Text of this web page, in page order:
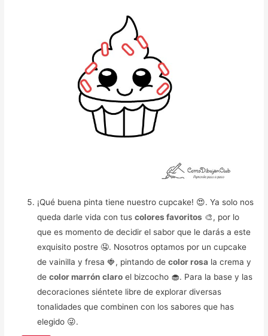
¡Qué buena pinta tiene nuestro cupcake! 😍. Ya solo nos
queda darle vida con tuscolores favoritos 🎨, por lo
que es momento de decidir el sabor que le darás a este
exquisito postre 🤤. Nosotros optamos por un cupcake
de vainilla y fresa 🍓, pintando decolor rosa la crema y
decolor marrón claro el bizcocho 🧁. Para la base y las
decoraciones siéntete libre de explorar diversas
tonalidades que combinen con los sabores que has
elegido 😜.